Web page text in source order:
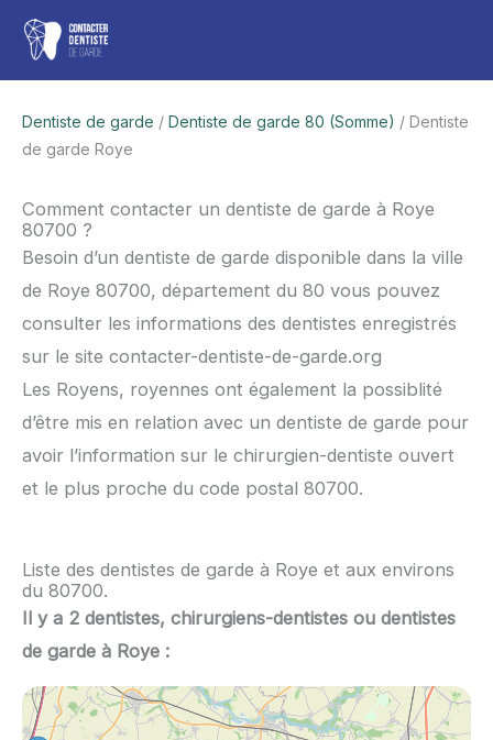
Aller
contenu
Dentiste de garde / Dentiste de garde 80 (Somme) / Dentiste
de garde Roye
Comment contacter un dentiste de garde à Roye
80700 ?
Besoin d’un dentiste de garde disponible dans la ville
de Roye 80700, département du 80 vous pouvez
consulter les informations des dentistes enregistrés
sur le site contacter-dentiste-de-garde.org
Les Royens, royennes ont également la possiblité
d’être mis en relation avec un dentiste de garde pour
avoir l’information sur le chirurgien-dentiste ouvert
et le plus proche du code postal 80700.
Liste des dentistes de garde à Roye et aux environs
du 80700.
Il y a 2 dentistes, chirurgiens-dentistes ou dentistes
de garde à Roye :